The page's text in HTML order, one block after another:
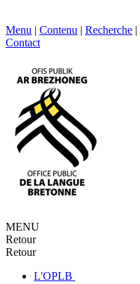
Menu | Contenu | Recherche |
Contact
MENU
Retour
Retour
L'OPLB